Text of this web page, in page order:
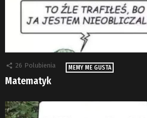
26 Polubienia MEMY ME GUSTA
Matematyk